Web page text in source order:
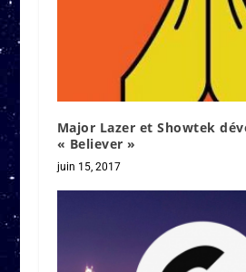
Major Lazer et Showtek
« Believer »
juin 15, 2017